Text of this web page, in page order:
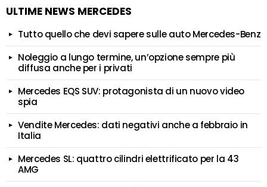
ULTIME NEWS MERCEDES
Tutto quello che devi sapere sulle auto Mercedes-Benz
Noleggio a lungo termine, un’opzione sempre più
diffusa anche per i privati
Mercedes EQS SUV: protagonista di un nuovo video
spia
Vendite Mercedes: dati negativi anche a febbraio in
Italia
Mercedes SL: quattro cilindri elettrificato per la 43
AMG